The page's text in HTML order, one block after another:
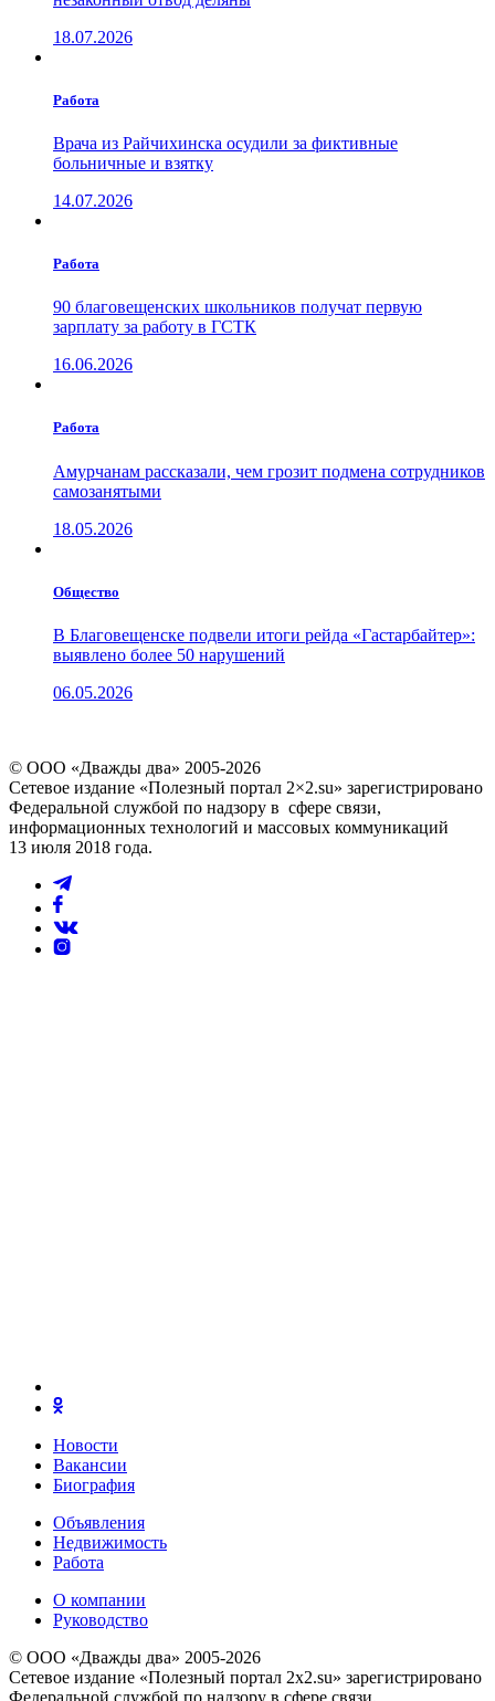
18.07.2026
Работа
Врача из Райчихинска осудили за фиктивные
больничные и взятку
14.07.2026
Работа
90 благовещенских школьников получат первую
зарплату за работу в ГСТК
16.06.2026
Работа
Амурчанам рассказали, чем грозит подмена сотрудников
самозанятыми
18.05.2026
Общество
В Благовещенске подвели итоги рейда «Гастарбайтер»:
выявлено более 50 нарушений
06.05.2026
© ООО «Дважды два» 2005-2026
Сетевое издание «Полезный портал 2×2.su» зарегистрировано
Федеральной службой по надзору в сфере связи,
информационных технологий и массовых коммуникаций
13 июля 2018 года.
Новости
Вакансии
Биография
Объявления
Недвижимость
Работа
О компании
Руководство
© ООО «Дважды два» 2005-2026
Сетевое издание «Полезный портал 2x2.su» зарегистрировано
Федеральной службой по надзору в сфере связи,